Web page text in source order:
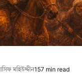
মহিউদ্দীন157 min read